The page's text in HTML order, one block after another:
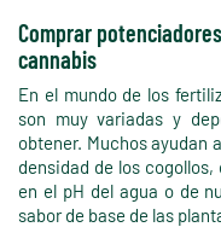
Comprar
cannabis
En el mundo de los
son muy variadas y
obtener. Muchos ayudan
densidad de los
en el pH del agua o de
sabor de base de las